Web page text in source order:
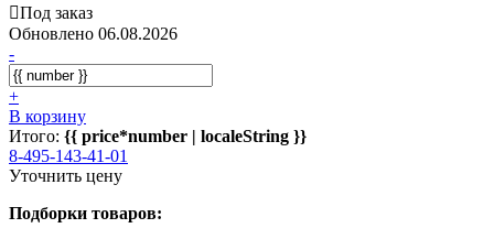
Под заказ
Обновлено 06.08.2026
-
+
В корзину
Итого: {{ price*number | localeString }}
8-495-143-41-01
Уточнить цену
Подборки товаров: